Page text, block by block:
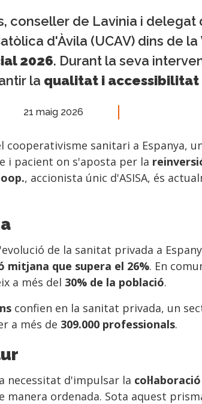
conseller de Lavinia i delegat
d'Àvila (UCAV) dins de la
2026. Durant la seva
la qualitat i accessibilitat
21 maig 2026
cooperativisme sanitari a Espanya,
i pacient on s'aposta per la
, accionista únic d'ASISA, és
de la sanitat privada a
mitjana que supera el 26%. En
a més del 30% de la població.
confien en la sanitat privada, un
a més de 309.000 professionals.
necessitat d'impulsar la
ordenada. Sota aquest